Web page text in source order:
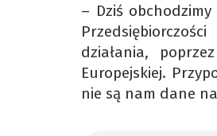
– Dziś
działania,
Europejskiej.
nie są nam dane